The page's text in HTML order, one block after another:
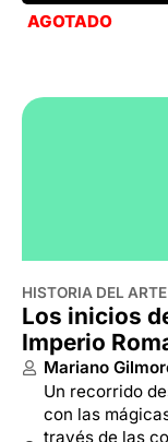
HISTORIA DEL
Los inicios
Un recorrido
con las
través de las
avances de la
en el poderoso
4 clases
Martes 3, 10,
AGOTADO